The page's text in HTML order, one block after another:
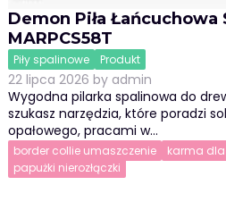
Demon Piła Łańcuchowa
MARPCS58T
Piły spalinowe Produkt
22 lipca 2026 by admin
Wygodna pilarka spalinowa do
szukasz narzędzia, które poradzi
opałowego, pracami w…
border collie umaszczenie karma
papużki nierozłączki